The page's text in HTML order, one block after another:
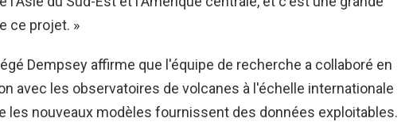
ce projet. »
Dempsey affirme que l'équipe de recherche a collaboré en
avec les observatoires de volcanes à l'échelle internationale
les nouveaux modèles fournissent des données exploitables.